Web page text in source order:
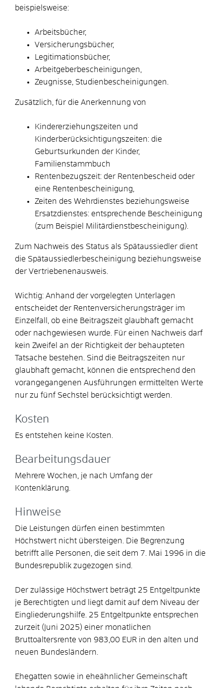
beispielsweise:
Arbeitsbücher,
Versicherungsbücher,
Legitimationsbücher,
Arbeitgeberbescheinigungen,
Zeugnisse, Studienbescheinigungen.
Zusätzlich, für die Anerkennung von
Kindererziehungszeiten und
Kinderberücksichtigungszeiten: die
Geburtsurkunden der Kinder,
Familienstammbuch
Rentenbezugszeit: der Rentenbescheid oder
eine Rentenbescheinigung,
Zeiten des Wehrdienstes beziehungsweise
Ersatzdienstes: entsprechende Bescheinigung
(zum Beispiel Militärdienstbescheinigung).
Zum Nachweis des Status als Spätaussiedler dient
die Spätaussiedlerbescheinigung beziehungsweise
der Vertriebenenausweis.
Wichtig: Anhand der vorgelegten Unterlagen
entscheidet der Rentenversicherungsträger im
Einzelfall, ob eine Beitragszeit glaubhaft gemacht
oder nachgewiesen wurde. Für einen Nachweis darf
kein Zweifel an der Richtigkeit der behaupteten
Tatsache bestehen. Sind die Beitragszeiten nur
glaubhaft gemacht, können die entsprechend den
vorangegangenen Ausführungen ermittelten Werte
nur zu fünf Sechstel berücksichtigt werden.
Kosten
Es entstehen keine Kosten.
Bearbeitungsdauer
Mehrere Wochen, je nach Umfang der
Kontenklärung.
Hinweise
Die Leistungen dürfen einen bestimmten
Höchstwert nicht übersteigen. Die Begrenzung
betrifft alle Personen, die seit dem 7. Mai 1996 in die
Bundesrepublik zugezogen sind.
Der zulässige Höchstwert beträgt 25 Entgeltpunkte
je Berechtigten und liegt damit auf dem Niveau der
Eingliederungshilfe. 25 Entgeltpunkte entsprechen
zurzeit (Juni 2025) einer monatlichen
Bruttoaltersrente von 983,00 EUR in den alten und
neuen Bundesländern.
Ehegatten sowie in eheähnlicher Gemeinschaft